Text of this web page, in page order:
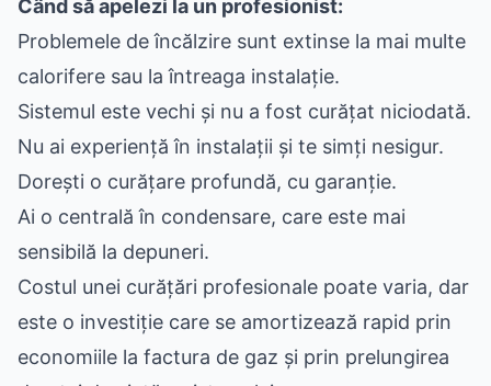
Când să apelezi la un profesionist:
Problemele de încălzire sunt extinse la mai multe
calorifere sau la întreaga instalație.
Sistemul este vechi și nu a fost curățat niciodată.
Nu ai experiență în instalații și te simți nesigur.
Dorești o curățare profundă, cu garanție.
Ai o centrală în condensare, care este mai
sensibilă la depuneri.
Costul unei curățări profesionale poate varia, dar
este o investiție care se amortizează rapid prin
economiile la factura de gaz și prin prelungirea